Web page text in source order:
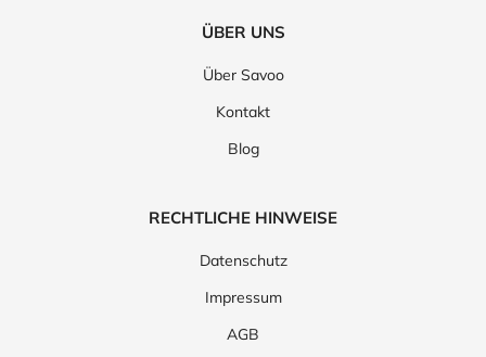
ÜBER UNS
Über Savoo
Kontakt
Blog
RECHTLICHE HINWEISE
Datenschutz
Impressum
AGB